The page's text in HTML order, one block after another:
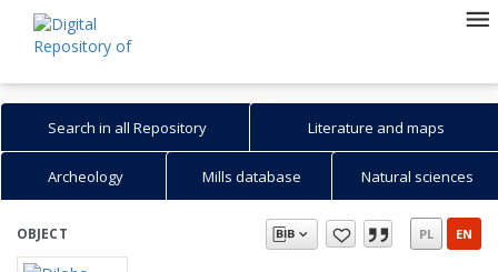
Search in all Repository Literature and maps
Archeology Mills database Natural sciences
OBJECT PL EN